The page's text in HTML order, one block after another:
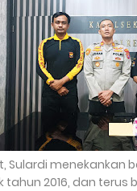
menekankan
tahun 2016, dan